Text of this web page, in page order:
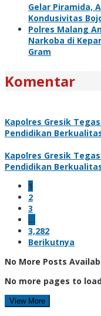
Gelar Piramida,
Kondusivitas
Polres Malang
Narkoba di
Gram
Komentar
Kapolres Gresik
Pendidikan
Kapolres Gresik
Pendidikan
1
2
3
…
3,282
Berikutnya
No More Posts
No more pages to
View More